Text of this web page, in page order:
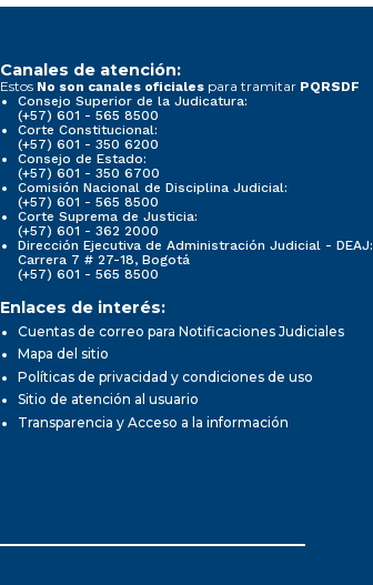
Canales de atención:
Estos No son canales oficiales para tramitar PQRSDF
Consejo Superior de la Judicatura:
(+57) 601 - 565 8500
Corte Constitucional:
(+57) 601 - 350 6200
Consejo de Estado:
(+57) 601 - 350 6700
Comisión Nacional de Disciplina Judicial:
(+57) 601 - 565 8500
Corte Suprema de Justicia:
(+57) 601 - 362 2000
Dirección Ejecutiva de Administración Judicial - DEAJ:
Carrera 7 # 27-18, Bogotá
(+57) 601 - 565 8500
Enlaces de interés:
Cuentas de correo para Notificaciones Judiciales
Mapa del sitio
Políticas de privacidad y condiciones de uso
Sitio de atención al usuario
Transparencia y Acceso a la información